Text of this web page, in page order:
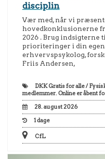
disciplin
Vær med, når vi
hovedkonklusionerne
2026 . Brug indsigterne
prioriteringer i din
erhvervspsykolog,
Friis Andersen,
DKKGratis for alle /
medlemmer. Online er åbent
28. august 2026
1dage
CfL